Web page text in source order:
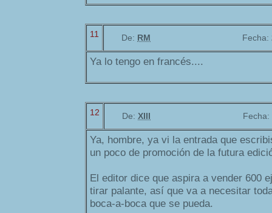
11 De: RM Fecha:
Ya lo tengo en francés....
12 De: XIII Fecha:
Ya, hombre, ya vi la entrada que
un poco de promoción de la futura
El editor dice que aspira a vender 600
tirar palante, así que va a necesitar
boca-a-boca que se pueda.